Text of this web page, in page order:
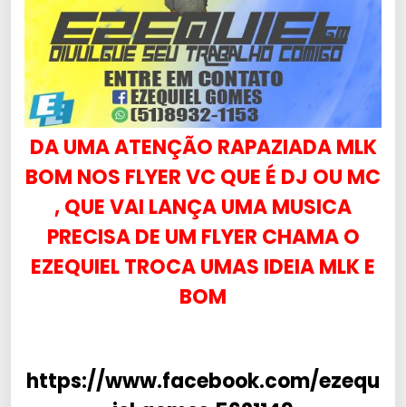
DA UMA ATENÇÃO RAPAZIADA MLK
BOM NOS FLYER VC QUE É DJ OU MC
, QUE VAI LANÇA UMA MUSICA
PRECISA DE UM FLYER CHAMA O
EZEQUIEL TROCA UMAS IDEIA MLK E
BOM
https://www.facebook.com/ezequ